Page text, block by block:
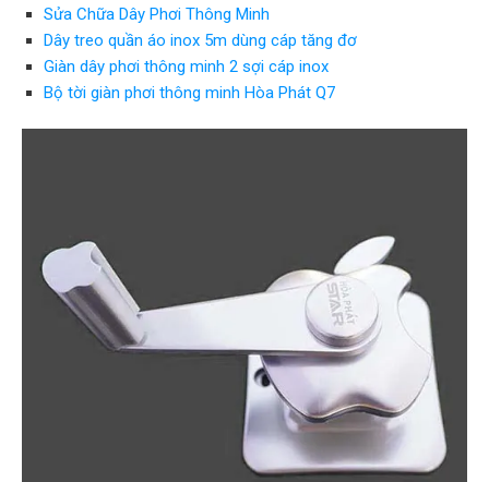
Sửa Chữa Dây Phơi Thông Minh
Dây treo quần áo inox 5m dùng cáp tăng đơ
Giàn dây phơi thông minh 2 sợi cáp inox
Bộ tời giàn phơi thông minh Hòa Phát Q7